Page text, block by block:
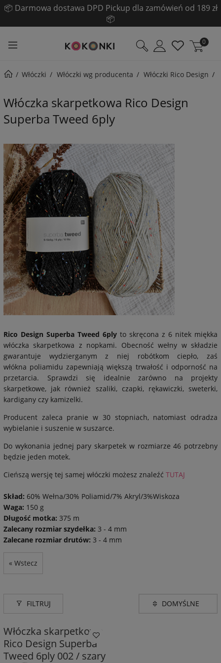
📦 Darmowa dostawa DPD Pickup dla zamówień od 189 zł
📦
0
Włóczki Włóczki wg producenta Włóczki Rico Design
Włóczka skarpetkowa Rico Design
Superba Tweed 6ply
Rico Design Superba Tweed 6ply to skręcona z 6 nitek miękka
włóczka skarpetkowa z nopkami. Obecność wełny w składzie
gwarantuje wydzierganym z niej robótkom ciepło, zaś
włókna poliamidu zapewniają większą trwałość i odporność na
przetarcia. Sprawdzi się idealnie zarówno na projekty
skarpetkowe, jak również szaliki, czapki, rękawiczki, sweterki,
kardigany czy kamizelki.
Producent zaleca pranie w 30 stopniach, natomiast odradza
wybielanie i suszenie w suszarce.
Do wykonania jednej pary skarpetek w rozmiarze 46 potrzebny
będzie jeden motek.
Cieńszą wersję tej samej włóczki możesz znaleźć TUTAJ
Skład: 60% Wełna/30% Poliamid/7% Akryl/3%Wiskoza
Waga: 150 g
Długość motka: 375 m
Zalecany rozmiar szydełka: 3 - 4 mm
Zalecane rozmiar drutów: 3 - 4 mm
« Wstecz
FILTRUJ
Włóczka skarpetkowa
Rico Design Superba
Tweed 6ply 002 / szary